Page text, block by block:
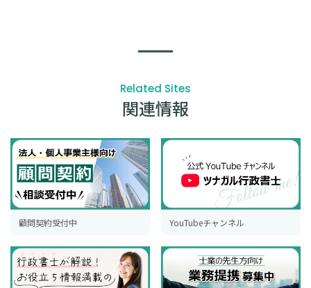
Related Sites
関連情報
顧問契約受付中 YouTubeチャンネル